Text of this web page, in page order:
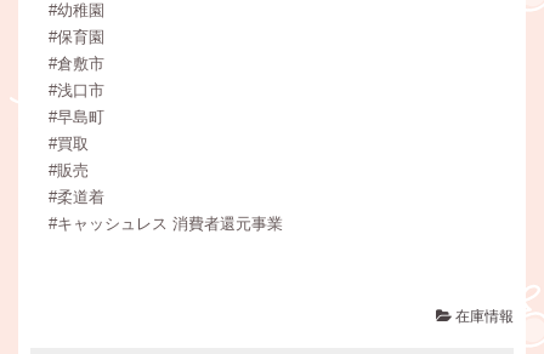
#幼稚園
#保育園
#倉敷市
#浅口市
#早島町
#買取
#販売
#柔道着
#キャッシュレス 消費者還元事業
在庫情報